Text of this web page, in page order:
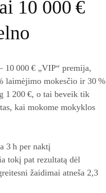
10 000 €
10 000 € „VIP“ premija,
laimėjimo mokesčio ir 30 %
1 200 €, o tai beveik tik
kai mokome mokyklos
3 h per naktį
tokį pat rezultatą dėl
žaidimai atneša 2,3